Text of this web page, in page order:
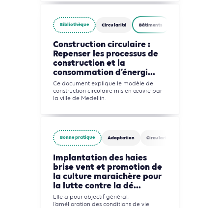
Bibliothèque Circularité Bâtiments
Construction circulaire :
Repenser les processus de
construction et la
consommation d’énergi...
Ce document explique le modèle de
construction circulaire mis en œuvre par
la ville de Medellin.
Bonne pratique Adaptation Circularité
Implantation des haies
brise vent et promotion de
la culture maraichère pour
la lutte contre la dé...
Elle a pour objectif général,
l’amélioration des conditions de vie